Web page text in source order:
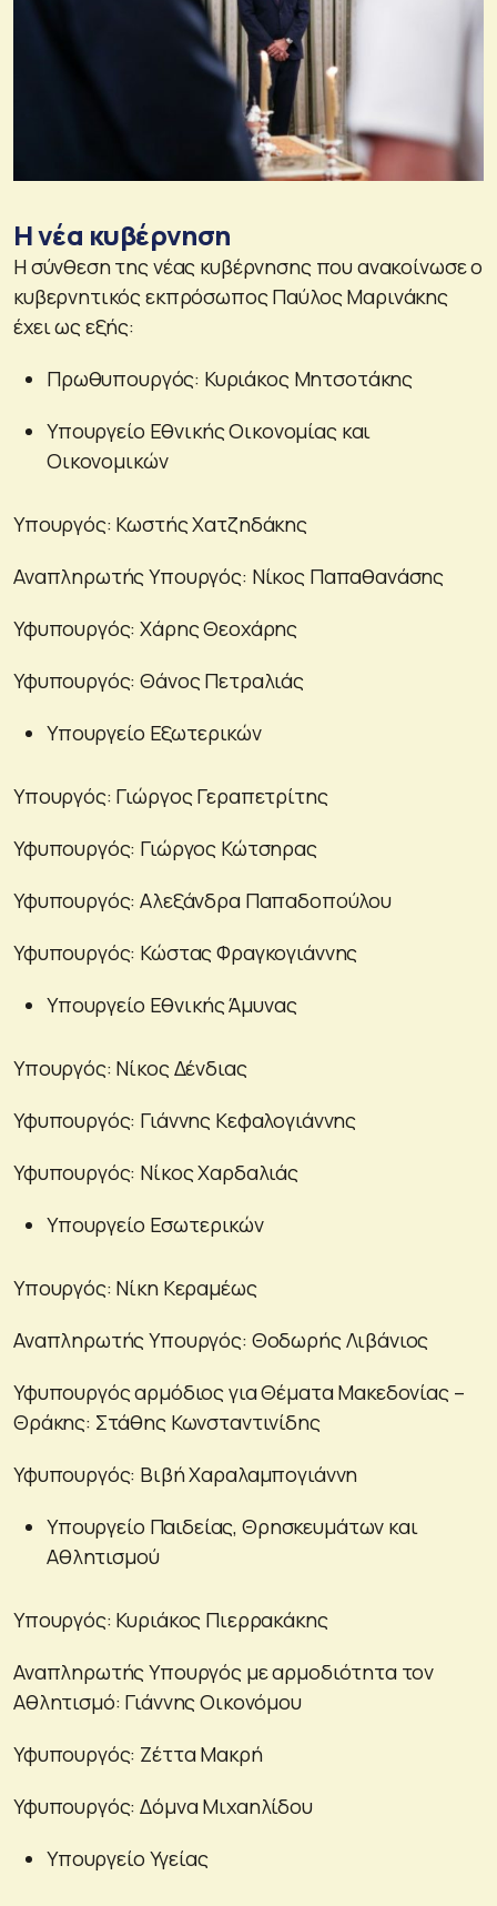
Η νέα κυβέρνηση
Η σύνθεση της νέας κυβέρνησης που ανακοίνωσε ο
κυβερνητικός εκπρόσωπος Παύλος Μαρινάκης
έχει ως εξής:
Πρωθυπουργός: Κυριάκος Μητσοτάκης
Υπουργείο Εθνικής Οικονομίας και
Οικονομικών
Υπουργός: Κωστής Χατζηδάκης
Αναπληρωτής Υπουργός: Νίκος Παπαθανάσης
Υφυπουργός: Χάρης Θεοχάρης
Υφυπουργός: Θάνος Πετραλιάς
Υπουργείο Εξωτερικών
Υπουργός: Γιώργος Γεραπετρίτης
Υφυπουργός: Γιώργος Κώτσηρας
Υφυπουργός: Αλεξάνδρα Παπαδοπούλου
Υφυπουργός: Κώστας Φραγκογιάννης
Υπουργείο Εθνικής Άμυνας
Υπουργός: Νίκος Δένδιας
Υφυπουργός: Γιάννης Κεφαλογιάννης
Υφυπουργός: Νίκος Χαρδαλιάς
Υπουργείο Εσωτερικών
Υπουργός: Νίκη Κεραμέως
Αναπληρωτής Υπουργός: Θοδωρής Λιβάνιος
Υφυπουργός αρμόδιος για Θέματα Μακεδονίας –
Θράκης: Στάθης Κωνσταντινίδης
Υφυπουργός: Βιβή Χαραλαμπογιάννη
Υπουργείο Παιδείας, Θρησκευμάτων και
Αθλητισμού
Υπουργός: Κυριάκος Πιερρακάκης
Αναπληρωτής Υπουργός με αρμοδιότητα τον
Αθλητισμό: Γιάννης Οικονόμου
Υφυπουργός: Ζέττα Μακρή
Υφυπουργός: Δόμνα Μιχαηλίδου
Υπουργείο Υγείας